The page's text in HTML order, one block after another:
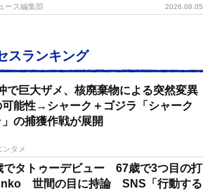
ース編集部 2026.08.05
スランキング
で巨大ザメ、核廃棄物による突然変異
可能性→シャーク＋ゴジラ「シャーク
」の捕獲作戦が展開
ンタメ
でタトゥーデビュー 67歳で3つ目の打
世間の目に持論 SNS「行動する